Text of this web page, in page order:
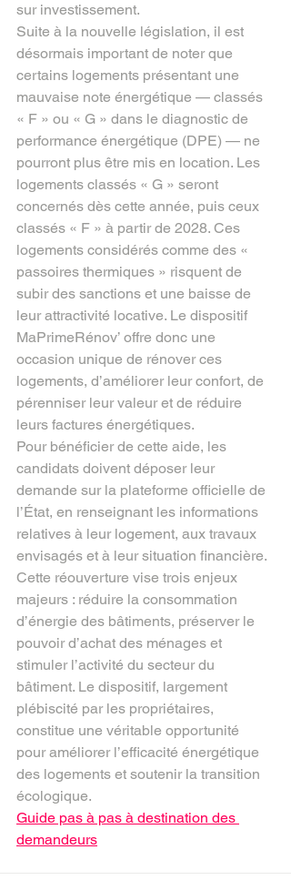
sur investissement.
Suite à la nouvelle législation, il est
désormais important de noter que
certains logements présentant une
mauvaise note énergétique — classés
« F » ou « G » dans le diagnostic de
performance énergétique (DPE) — ne
pourront plus être mis en location. Les
logements classés « G » seront
concernés dès cette année, puis ceux
classés « F » à partir de 2028. Ces
logements considérés comme des «
passoires thermiques » risquent de
subir des sanctions et une baisse de
leur attractivité locative. Le dispositif
MaPrimeRénov’ offre donc une
occasion unique de rénover ces
logements, d’améliorer leur confort, de
pérenniser leur valeur et de réduire
leurs factures énergétiques.
Pour bénéficier de cette aide, les
candidats doivent déposer leur
demande sur la plateforme officielle de
l’État, en renseignant les informations
relatives à leur logement, aux travaux
envisagés et à leur situation financière.
Cette réouverture vise trois enjeux
majeurs : réduire la consommation
d’énergie des bâtiments, préserver le
pouvoir d’achat des ménages et
stimuler l’activité du secteur du
bâtiment. Le dispositif, largement
plébiscité par les propriétaires,
constitue une véritable opportunité
pour améliorer l’efficacité énergétique
des logements et soutenir la transition
écologique.
Guide pas à pas à destination des
demandeurs